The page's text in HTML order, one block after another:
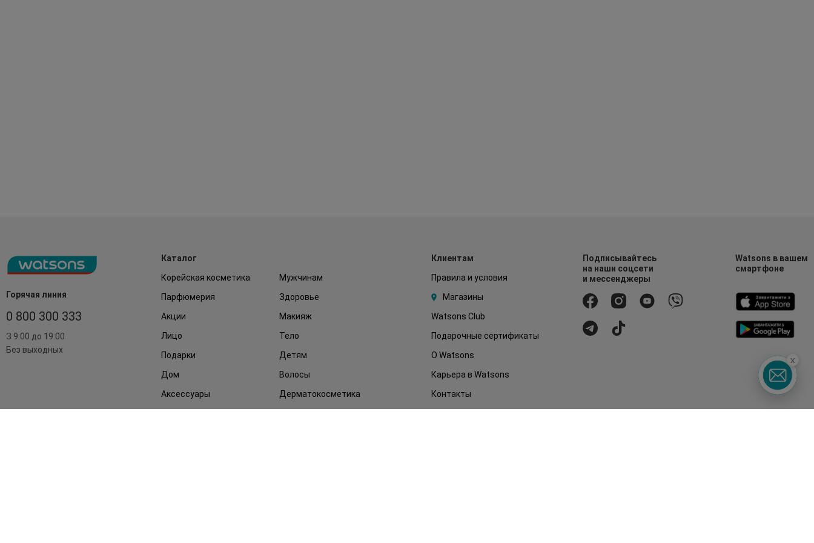
Горячая линия
0 800 300 333
З 9:00 до 19:00
Без выходных
Каталог
Корейская косметика
Мужчинам
Парфюмерия
Здоровье
Акции
Макияж
Лицо
Тело
Подарки
Детям
Дом
Волосы
Аксессуары
Дерматокосметика
Клиентам
Правила и условия
Магазины
Watsons Club
Подарочные сертификаты
О Watsons
Карьера в Watsons
Контакты
Подписывайтесь
на наши соцсети
и мессенджеры
Watsons в вашем
смартфоне
x